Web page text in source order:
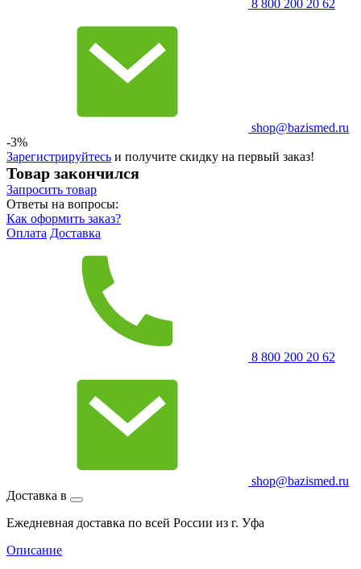
8 800 200 20 62
shop@bazismed.ru
-3%
Зарегистрируйтесь и получите скидку на первый заказ!
Товар закончился
Запросить товар
Ответы на вопросы:
Как оформить заказ?
Оплата Доставка
8 800 200 20 62
shop@bazismed.ru
Доставка в
Ежедневная доставка по всей России из г. Уфа
Описание